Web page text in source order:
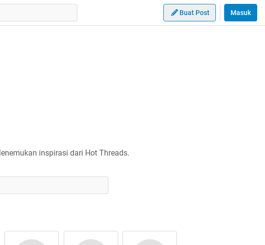
Buat Post Masuk
inspirasi dari Hot Threads.